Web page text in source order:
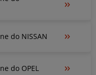
do NISSAN
do OPEL